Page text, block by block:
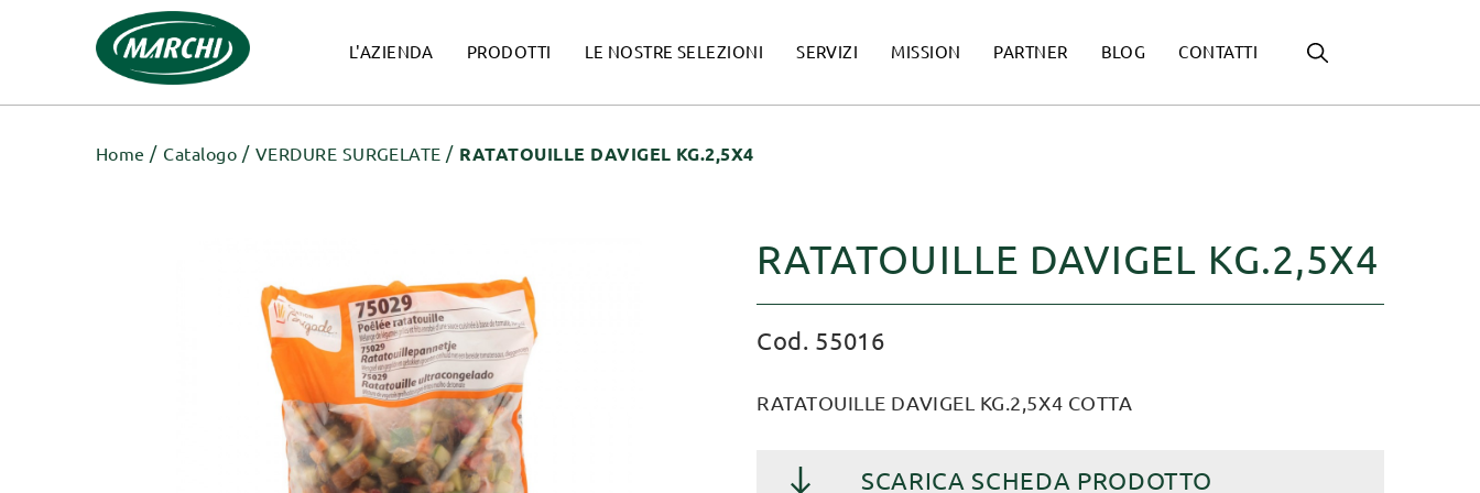
L'AZIENDA PRODOTTI LE NOSTRE SELEZIONI SERVIZI MISSION PARTNER BLOG CONTATTI
Home Catalogo VERDURE SURGELATE RATATOUILLE DAVIGEL KG.2,5X4
RATATOUILLE DAVIGEL KG.2,5X4
Cod. 55016
RATATOUILLE DAVIGEL KG.2,5X4 COTTA
SCARICA SCHEDA PRODOTTO